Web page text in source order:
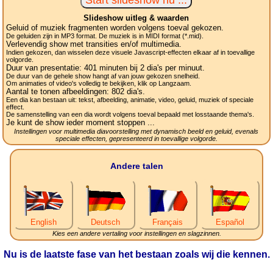
Slideshow uitleg & waarden
Geluid of muziek fragmenten worden volgens toeval gekozen.
De geluiden zijn in MP3 format. De muziek is in MIDI format (*.mid).
Verlevendig show met transities en/of multimedia.
Indien gekozen, dan wisselen deze visuele Javascript-effecten elkaar af in toevallige
volgorde.
Duur van presentatie: 401 minuten bij 2 dia's per minuut.
De duur van de gehele show hangt af van jouw gekozen snelheid.
Om animaties of video's volledig te bekijken, klik op Langzaam.
Aantal te tonen afbeeldingen: 802dia's.
Een dia kan bestaan uit: tekst, afbeelding, animatie, video, geluid, muziek of speciale
effect.
De samenstelling van een dia wordt volgens toeval bepaald met losstaande thema's.
Je kunt de show ieder moment stoppen ...
Instellingen voor multimedia diavoorstelling met dynamisch beeld en geluid, evenals
speciale effecten, gepresenteerd in toevallige volgorde.
Andere talen
English Deutsch Français Español
Kies een andere vertaling voor instellingen en slagzinnen.
Nu is de laatste fase van het bestaan zoals wij die kennen.